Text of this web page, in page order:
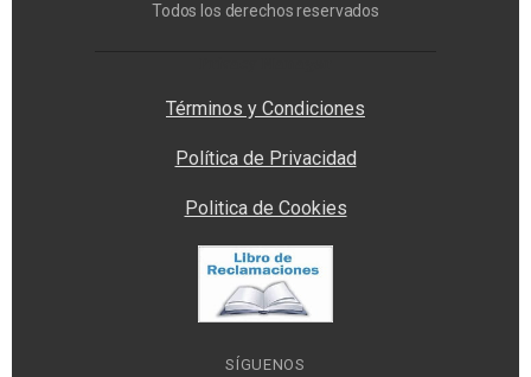
Todos los derechos reservados
Términos y Condiciones
Política de Privacidad
Politica de Cookies
SÍGUENOS